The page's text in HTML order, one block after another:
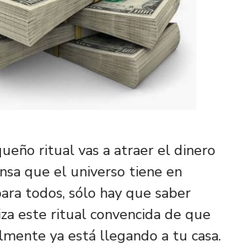
ritual vas a atraer el dinero
que el universo tiene en
todos, sólo hay que saber
este ritual convencida de que
ya está llegando a tu casa.